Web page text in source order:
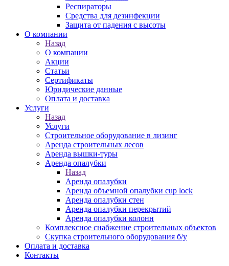
Респираторы
Средства для дезинфекции
Защита от падения с высоты
О компании
Назад
О компании
Акции
Статьи
Сертификаты
Юридические данные
Оплата и доставка
Услуги
Назад
Услуги
Строительное оборудование в лизинг
Аренда строительных лесов
Аренда вышки-туры
Аренда опалубки
Назад
Аренда опалубки
Аренда объемной опалубки cup lock
Аренда опалубки стен
Аренда опалубки перекрытий
Аренда опалубки колонн
Комплексное снабжение строительных объектов
Скупка строительного оборудования б/у
Оплата и доставка
Контакты